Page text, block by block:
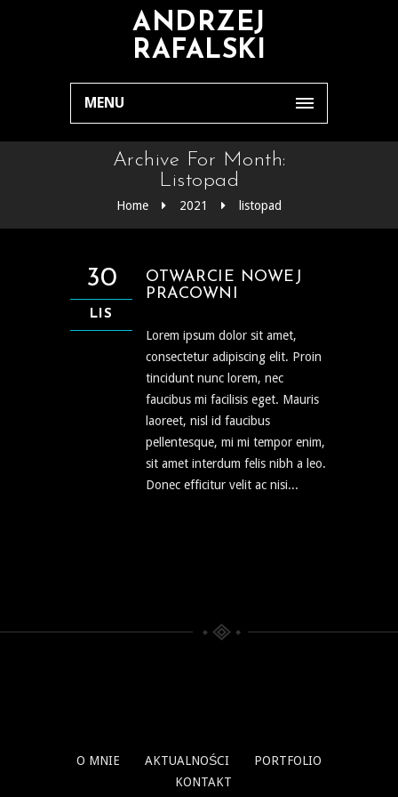
ANDRZEJ
RAFALSKI
MENU
Archive For Month:
Listopad
Home 2021 listopad
30
LIS
OTWARCIE NOWEJ
PRACOWNI
Lorem ipsum dolor sit amet,
consectetur adipiscing elit. Proin
tincidunt nunc lorem, nec
faucibus mi facilisis eget. Mauris
laoreet, nisl id faucibus
pellentesque, mi mi tempor enim,
sit amet interdum felis nibh a leo.
Donec efficitur velit ac nisi...
O MNIE AKTUALNOŚCI
PORTFOLIO
KONTAKT